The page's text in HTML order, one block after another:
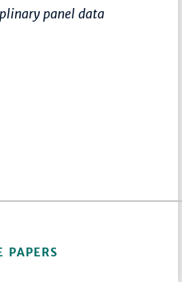
panel data
PAPERS